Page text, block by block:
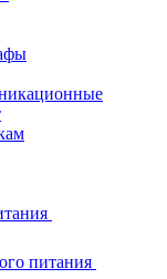
питания